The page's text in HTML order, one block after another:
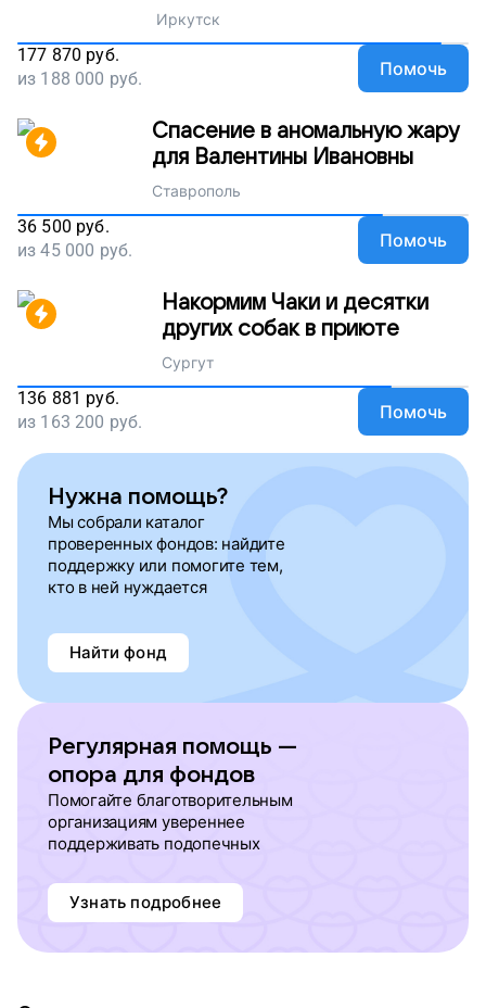
Иркутск
177 870 руб.
из 188 000 руб. Помочь
Спасение в аномальную жару
для Валентины Ивановны
Ставрополь
36 500 руб.
из45 000 руб. Помочь
Накормим Чаки и десятки
других собак в приюте
Сургут
136 881 руб.
из 163 200 руб. Помочь
Нужна помощь?
Мы собрали каталог
проверенных фондов: найдите
поддержку или помогите тем,
кто в ней нуждается
Найти фонд
Регулярная помощь —
опора для фондов
Помогайте благотворительным
организациям увереннее
поддерживать подопечных
Узнать подробнее